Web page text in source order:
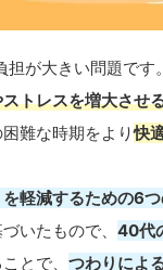
が大きい問題です。
トレスを増大させ
難な時期をより快
軽減するための6
いたもので、 40代
とで、 つわりによ